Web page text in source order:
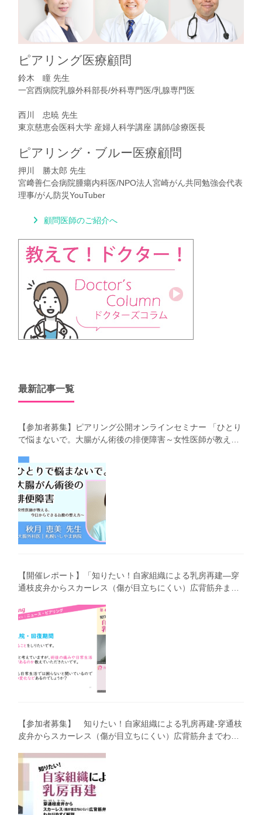
ピアリング医療顧問
鈴木 瞳 先生
一宮西病院乳腺外科部長/外科専門医/乳腺専門医
西川 忠暁 先生
東京慈恵会医科大学 産婦人科学講座 講師/診療医長
ピアリング・ブルー医療顧問
押川 勝太郎 先生
宮﨑善仁会病院腫瘍内科医/NPO法人宮崎がん共同勉強会代表
理事/がん防災YouTuber
顧問医師のご紹介へ
最新記事一覧
【参加者募集】ピアリング公開オンラインセミナー 「ひとり
で悩まないで。大腸がん術後の排便障害～女性医師が教え
【開催レポート】「知りたい！自家組織による乳房再建―穿
通枝皮弁からスカーレス（傷が目立ちにくい）広背筋弁まで
【参加者募集】 知りたい！自家組織による乳房再建-穿通枝
皮弁からスカーレス（傷が目立ちにくい）広背筋弁までわか